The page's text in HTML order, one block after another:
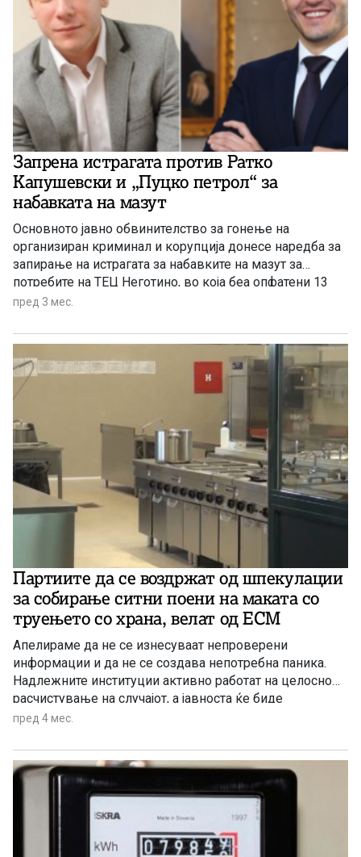
Запрена истрагата против Ратко
Капушевски и „Пуцко петрол“ за
набавката на мазут
Основното јавно обвинителство за гонење на
организиран криминал и корупција донесе наредба за
запирање на истрагата за набавките на мазут за
потребите на ТЕЦ Неготино, во која беа опфатени 13
лица, меѓу нив и бизнисменот Ратко Капушевски,
пред 3 мес.
Партиите да се воздржат од шпекулации
за собирање ситни поени на маката со
труењето со храна, велат од ЕСМ
Апелираме да не се изнесуваат непроверени
информации и да не се создава непотребна паника.
Надлежните институции активно работат на целосно
расчистување на случајот, а јавноста ќе биде
транспарентно информирана за сите понатамошни
врска со вчерашното труење со храна на работници од
кобинатот.
пред 4 мес.